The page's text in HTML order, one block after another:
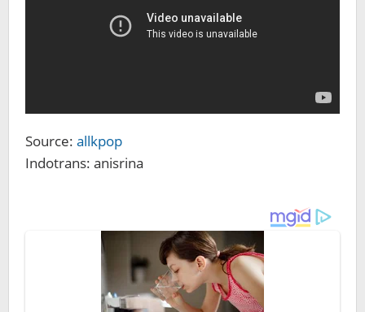
Source: allkpop
Indotrans: anisrina